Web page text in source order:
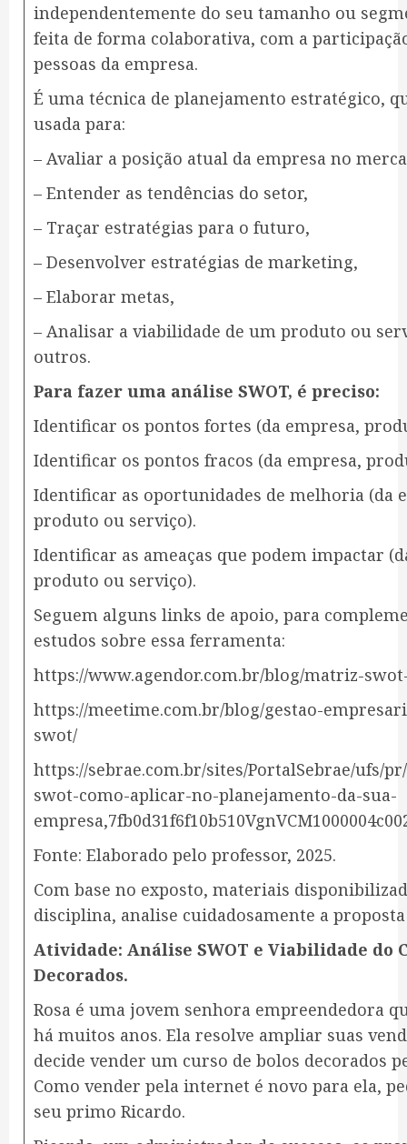
independentemente do seu tamanho ou
feita de forma colaborativa, com a
pessoas da empresa.
É uma técnica de planejamento estratégico,
usada para:
– Avaliar a posição atual da empresa no
– Entender as tendências do setor,
– Traçar estratégias para o futuro,
– Desenvolver estratégias de marketing,
– Elaborar metas,
– Analisar a viabilidade de um produto ou
outros.
Para fazer uma análise SWOT, é preciso:
Identificar os pontos fortes (da empresa,
Identificar os pontos fracos (da empresa,
Identificar as oportunidades de melhoria (da
produto ou serviço).
Identificar as ameaças que podem impactar
produto ou serviço).
Seguem alguns links de apoio, para
estudos sobre essa ferramenta:
https://www.agendor.com.br/blog/matriz-
https://meetime.com.br/blog/gestao-
swot/
https://sebrae.com.br/sites/PortalSebrae/ufs/
swot-como-aplicar-no-planejamento-da-sua-
Fonte: Elaborado pelo professor, 2025.
Com base no exposto, materiais
disciplina, analise cuidadosamente a
Atividade: Análise SWOT e Viabilidade do
Decorados.
Rosa é uma jovem senhora empreendedora
há muitos anos. Ela resolve ampliar suas
decide vender um curso de bolos decorados
Como vender pela internet é novo para ela,
seu primo Ricardo.